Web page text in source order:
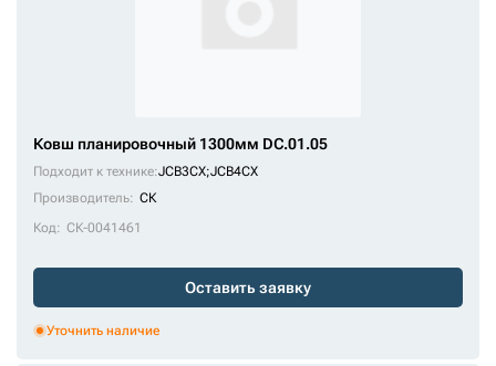
Ковш планировочный 1300мм DC.01.05
Подходит к технике:JCB3CX;JCB4CX
Производитель: СК
Код: СК-0041461
Оставить заявку
Уточнить наличие